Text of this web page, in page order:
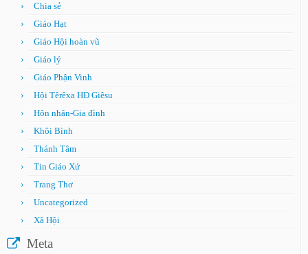
Chia sẻ
Giáo Hạt
Giáo Hội hoàn vũ
Giáo lý
Giáo Phận Vinh
Hội Têrêxa HĐ Giêsu
Hôn nhân-Gia đình
Khôi Bình
Thánh Tâm
Tin Giáo Xứ
Trang Thơ
Uncategorized
Xã Hội
Meta